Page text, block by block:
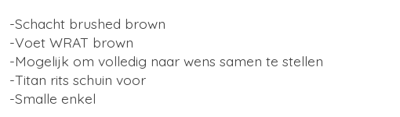
-Schacht brushed brown
-Voet WRAT brown
-Mogelijk om volledig naar wens samen te stellen
-Titan rits schuin voor
-Smalle enkel